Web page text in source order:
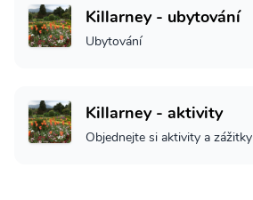
Killarney - ubytování
Ubytování
Killarney - aktivity
Objednejte si aktivity a zážitky